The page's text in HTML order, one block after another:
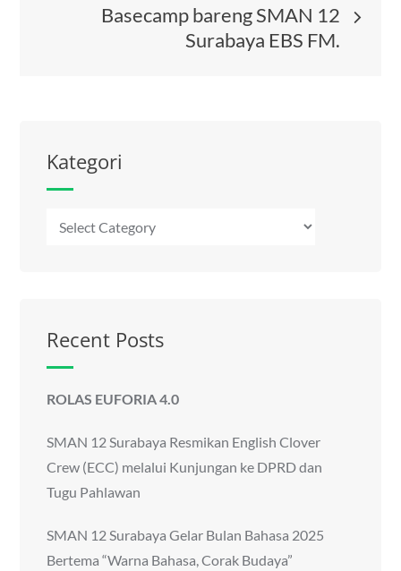
Basecamp bareng SMAN 12
Surabaya EBS FM.
Kategori
Kategori
Recent Posts
ROLAS EUFORIA 4.0
SMAN 12 Surabaya Resmikan English Clover
Crew (ECC) melalui Kunjungan ke DPRD dan
Tugu Pahlawan
SMAN 12 Surabaya Gelar Bulan Bahasa 2025
Bertema “Warna Bahasa, Corak Budaya”